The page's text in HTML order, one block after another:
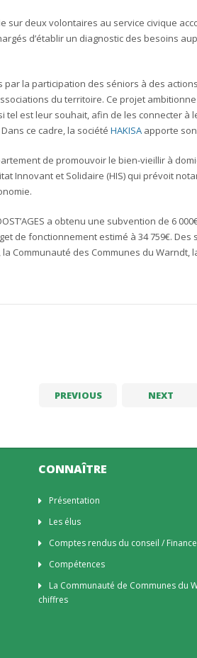
sur deux volontaires au service civique
d’établir un diagnostic des besoins
la participation des séniors à des
du territoire. Ce projet
tel est leur souhait, afin de les connecter
ce cadre, la société HAKISA apporte
de promouvoir le bien-vieillir à
Innovant et Solidaire (HIS) qui prévoit
a obtenu une subvention de 6
de fonctionnement estimé à 34 759€.
la Communauté des Communes du Warndt,
PREVIOUS NEXT
CONNAÎTRE
Présentation
Les élus
Comptes rendus du conseil /
Compétences
La Communauté de Communes du
chiffres